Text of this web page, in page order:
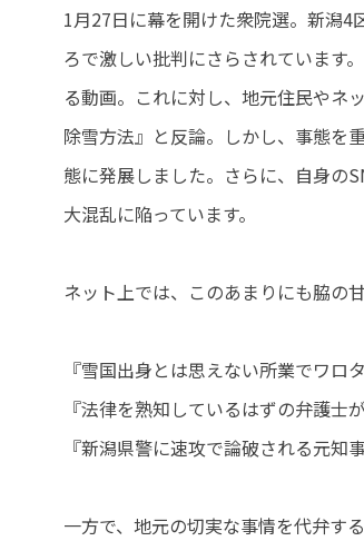
1月27日に幕を開けた衆院選。新潟
ろで激しい批判にさらされています
る動画。これに対し、地元住民やネ
除雪方法』と反論。しかし、事態を
態に発展しました。さらに、自身の
大混乱に陥っています。
ネット上では、このあまりにも脇の
『雪国出身とは思えない所業でワロ
『法律を熟知しているはずの弁護士
『新潟県警に速攻で論破される元
一方で、地元の切実な事情を代弁す